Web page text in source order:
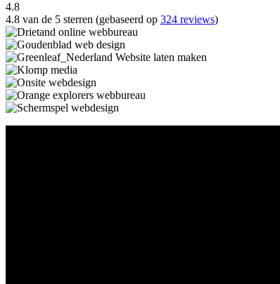
4.8
4.8 van de 5 sterren (gebaseerd op 324 reviews)